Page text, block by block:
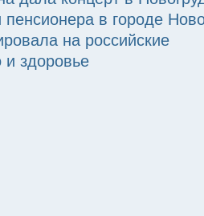
в городе
на российские
здоровье